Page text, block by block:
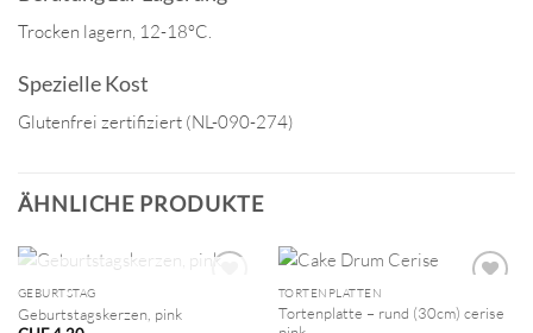
Trocken lagern, 12-18°C.
Spezielle Kost
Glutenfrei zertifiziert (NL-090-274)
ÄHNLICHE PRODUKTE
NICHT VORRÄTIG
GEBURTSTAG
Geburtstagskerzen, pink
TORTENPLATTEN
Tortenplatte – rund (30cm) cerise